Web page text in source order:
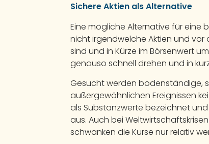
Sichere Aktien als Alternative
Eine mögliche Alternative für eine
nicht irgendwelche Aktien und vor
sind und in Kürze im Börsenwert
genauso schnell drehen und in
Gesucht werden bodenständige,
außergewöhnlichen Ereignissen
als Substanzwerte bezeichnet
aus. Auch bei
schwanken die Kurse nur relativ